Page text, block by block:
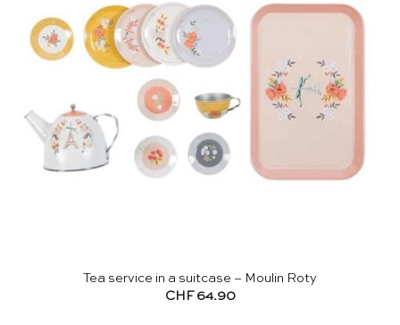
Tea service in a suitcase – Moulin Roty
CHF64.90